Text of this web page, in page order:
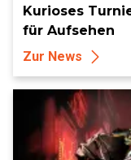
Kurioses
für Aufsehen
Zur News